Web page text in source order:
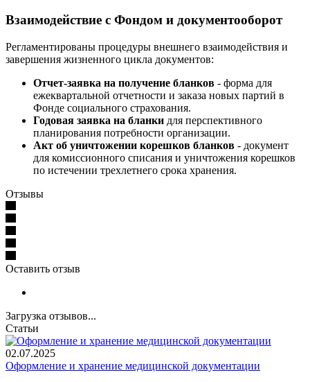
Взаимодействие с Фондом и документооборот
Регламентированы процедуры внешнего взаимодействия и
завершения жизненного цикла документов:
Отчет-заявка на получение бланков - форма для
ежеквартальной отчетности и заказа новых партий в
Фонде социального страхования.
Годовая заявка на бланки для перспективного
планирования потребности организации.
Акт об уничтожении корешков бланков - документ
для комиссионного списания и уничтожения корешков
по истечении трехлетнего срока хранения.
Отзывы
Оставить отзыв
Загрузка отзывов...
Статьи
02.07.2025
Оформление и хранение медицинской документации